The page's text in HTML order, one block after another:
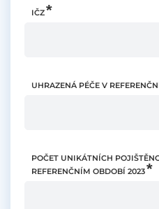
IČZ
UHRAZENÁ PÉČE V
POČET UNIKÁTNÍCH
REFERENČNÍM OBDOBÍ 2023